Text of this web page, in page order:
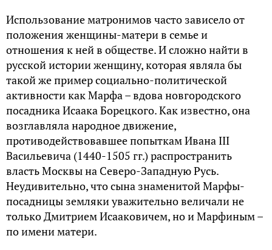
Использование матронимов часто зависело от
положения женщины-матери в семье и
отношения к ней в обществе. И сложно найти в
русской истории женщину, которая являла бы
такой же пример социально-политической
активности как Марфа – вдова новгородского
посадника Исаака Борецкого. Как известно, она
возглавляла народное движение,
противодействовавшее попыткам Ивана III
Васильевича (1440-1505 гг.) распространить
власть Москвы на Северо-Западную Русь.
Неудивительно, что сына знаменитой Марфы-
посадницы земляки уважительно величали не
только Дмитрием Исааковичем, но и Марфиным –
по имени матери.